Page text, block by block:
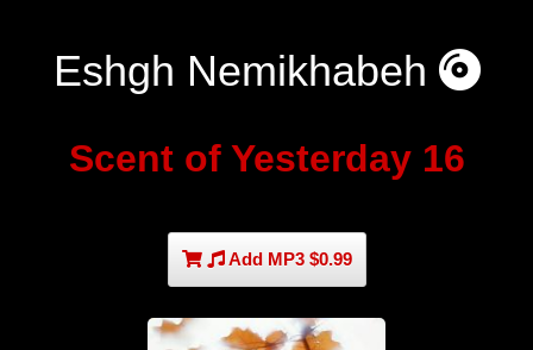
Eshgh Nemikhabeh
Scent of Yesterday 16
Add MP3 $0.99